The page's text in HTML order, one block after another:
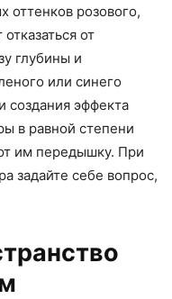
розового,
от
глубины и
или синего
создания эффекта
в равной степени
им передышку. При
задайте себе вопрос,